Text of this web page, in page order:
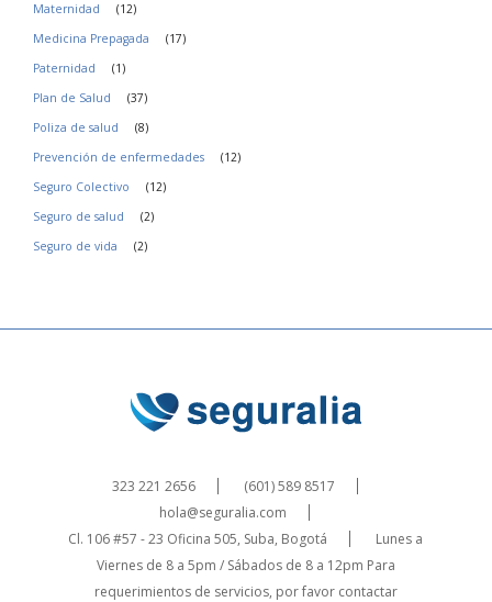
Maternidad
(12)
Medicina Prepagada
(17)
Paternidad
(1)
Plan de Salud
(37)
Poliza de salud
(8)
Prevención de enfermedades
(12)
Seguro Colectivo
(12)
Seguro de salud
(2)
Seguro de vida
(2)
323 221 2656
(601) 589 8517
hola@seguralia.com
Cl. 106 #57 - 23 Oficina 505, Suba, Bogotá
Lunes a
Viernes de 8 a 5pm / Sábados de 8 a 12pm Para
requerimientos de servicios, por favor contactar